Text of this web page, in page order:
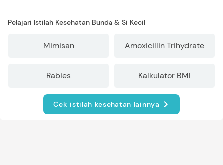
Pelajari Istilah Kesehatan Bunda & Si Kecil
Mimisan Amoxicillin Trihydrate
Rabies Kalkulator BMI
Cek istilah kesehatan lainnya